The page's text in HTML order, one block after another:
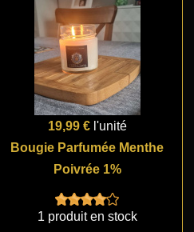
19,99 € l'unité
Bougie Parfumée Menthe
Poivrée 1%
1 produit en stock